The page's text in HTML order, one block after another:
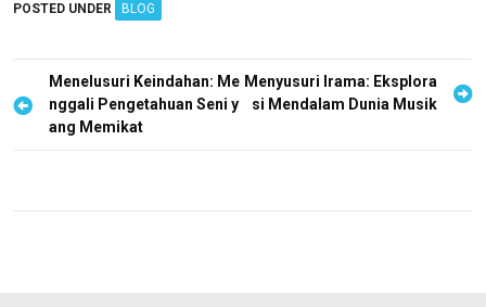
POSTED UNDER BLOG
o
Menelusuri Keindahan: Me
nggali Pengetahuan Seni y
ang Memikat
Menyusuri Irama: Eksplora
si Mendalam Dunia Musik